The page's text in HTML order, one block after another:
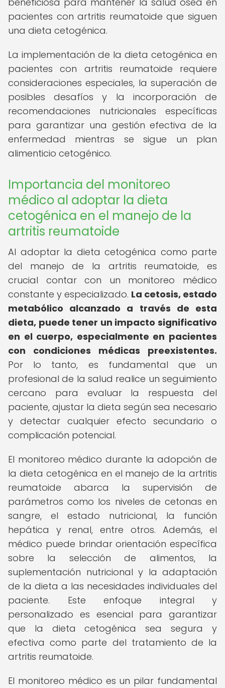
pacientes con artritis reumatoide que siguen
una dieta cetogénica.
La implementación de la dieta cetogénica en
pacientes con artritis reumatoide requiere
consideraciones especiales, la superación de
posibles desafíos y la incorporación de
recomendaciones nutricionales específicas
para garantizar una gestión efectiva de la
enfermedad mientras se sigue un plan
alimenticio cetogénico.
Importancia del monitoreo
médico al adoptar la dieta
cetogénica en el manejo de la
artritis reumatoide
Al adoptar la dieta cetogénica como parte
del manejo de la artritis reumatoide, es
crucial contar con un monitoreo médico
constante y especializado. La cetosis, estado
metabólico alcanzado a través de esta
dieta, puede tener un impacto significativo
en el cuerpo, especialmente en pacientes
con condiciones médicas preexistentes.
Por lo tanto, es fundamental que un
profesional de la salud realice un seguimiento
cercano para evaluar la respuesta del
paciente, ajustar la dieta según sea necesario
y detectar cualquier efecto secundario o
complicación potencial.
El monitoreo médico durante la adopción de
la dieta cetogénica en el manejo de la artritis
reumatoide abarca la supervisión de
parámetros como los niveles de cetonas en
sangre, el estado nutricional, la función
hepática y renal, entre otros. Además, el
médico puede brindar orientación específica
sobre la selección de alimentos, la
suplementación nutricional y la adaptación
de la dieta a las necesidades individuales del
paciente. Este enfoque integral y
personalizado es esencial para garantizar
que la dieta cetogénica sea segura y
efectiva como parte del tratamiento de la
artritis reumatoide.
El monitoreo médico es un pilar fundamental